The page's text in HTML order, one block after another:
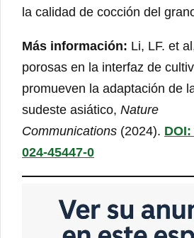
la calidad de cocción del
Más información: Li, LF. et
porosas en la interfaz de
promueven la adaptación de
sudeste asiático, Nature
Communications (2024).
024-45447-0